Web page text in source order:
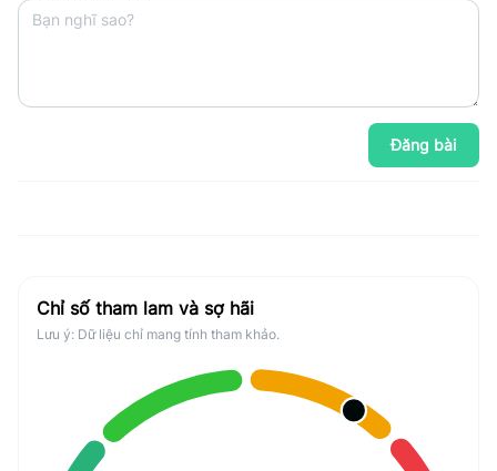
Đăng bài
Chỉ số tham lam và sợ hãi
Lưu ý: Dữ liệu chỉ mang tính tham khảo.